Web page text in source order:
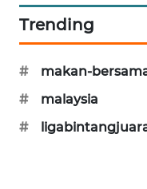
Trending
#
makan-
#
malaysia
#
LPKKI
LKKI